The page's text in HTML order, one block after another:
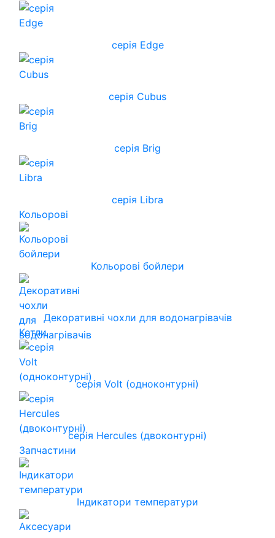
серія Edge
серія Cubus
серія Brig
серія Libra
Кольорові
Кольорові бойлери
Декоративні чохли для водонагрівачів
Котли
серія Volt (одноконтурні)
серія Hercules (двоконтурні)
Запчастини
Індикатори температури